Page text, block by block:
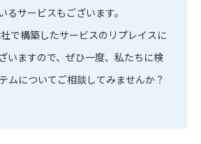
るサービスもございます。
で構築したサービスのリプレイスに
いますので、ぜひ一度、私たちに検
ムについてご相談してみませんか？